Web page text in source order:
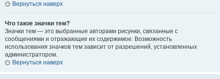
Вернуться наверх
Что такое значки тем?
Значки тем — это выбранные авторами рисунки, связанные с
сообщениями и отражающие их содержимое. Возможность
использования значков тем зависит от разрешений, установленных
администратором.
Вернуться наверх